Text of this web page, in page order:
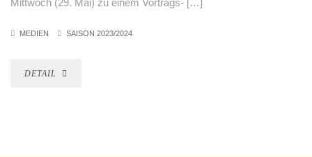
Mittwoch (29. Mai) zu einem Vortrags- […]
MEDIEN SAISON 2023/2024
DETAIL